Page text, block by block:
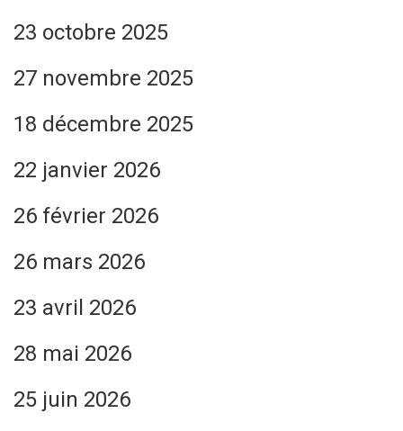
23 octobre 2025
27 novembre 2025
18 décembre 2025
22 janvier 2026
26 février 2026
26 mars 2026
23 avril 2026
28 mai 2026
25 juin 2026